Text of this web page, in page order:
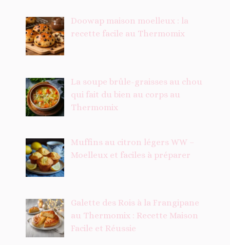
Doowap maison moelleux : la
recette facile au Thermomix
La soupe brûle-graisses au chou
qui fait du bien au corps au
Thermomix
Muffins au citron légers WW –
Moelleux et faciles à préparer
Galette des Rois à la Frangipane
au Thermomix : Recette Maison
Facile et Réussie